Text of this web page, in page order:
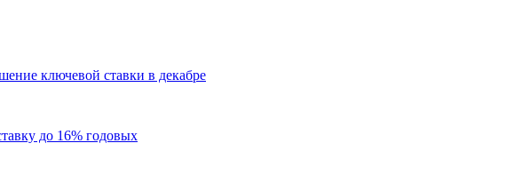
ключевой ставки в декабре
до 16% годовых